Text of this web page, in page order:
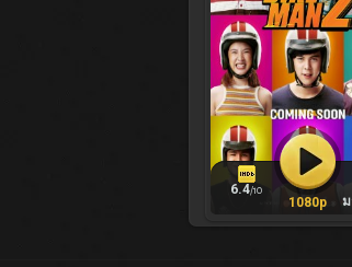
6.4/10
ม
1080p